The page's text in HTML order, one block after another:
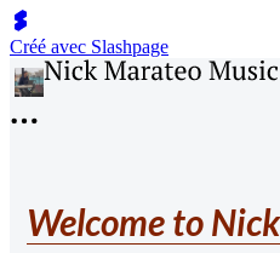
Créé avec Slashpage
Welcome to